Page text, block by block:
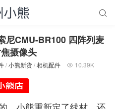

尼CMU-BR100 四阵列麦
摄像头
/小熊新货/相机配件  10.39K
，小熊重新定了线材，还